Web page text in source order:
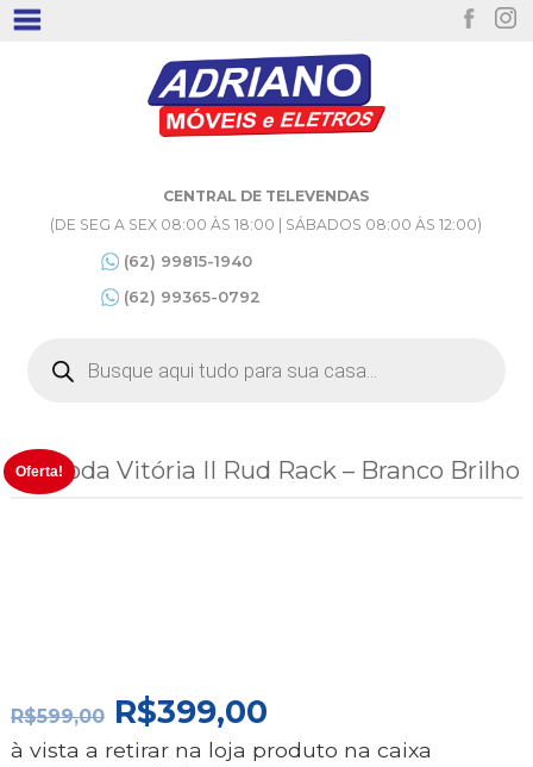
CENTRAL DE TELEVENDAS
(DE SEG A SEX 08:00 ÀS 18:00 | SÁBADOS 08:00 ÀS 12:00)
(62) 99815-1940
(62) 99365-0792
produtos
Cômoda Vitória II Rud Rack – Branco Brilho
Oferta!
R$599,00 O
PREÇO
R$399,00O
PREÇO
à vista a retirar na loja produto na caixa